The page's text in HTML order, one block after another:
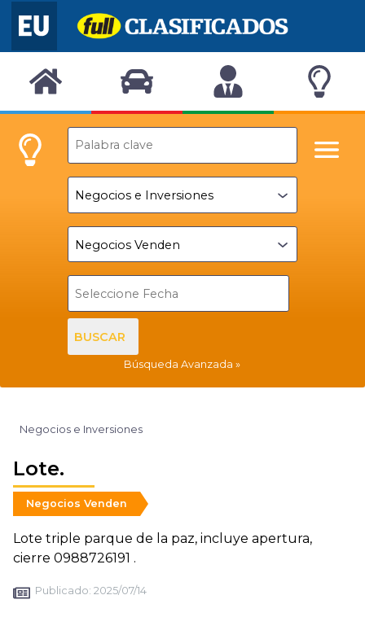
BUSCAR
Búsqueda Avanzada
Negocios e Inversiones
Lote.
Negocios Venden
Lote triple parque de la paz, incluye apertura,
cierre 0988726191 .
Publicado: 2025/07/14